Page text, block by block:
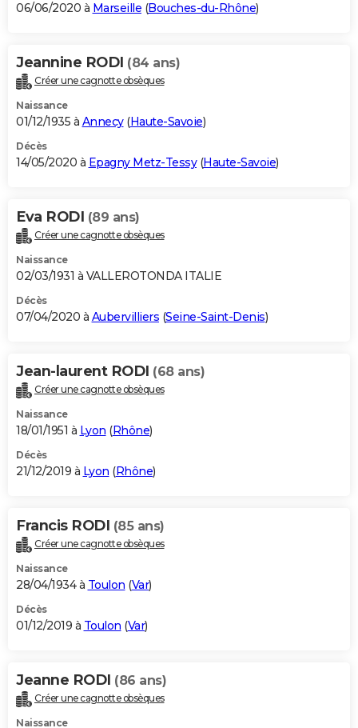
06/06/2020 à Marseille (Bouches-du-Rhône)
Jeannine RODI (84 ans)
Créer une cagnotte obsèques
Naissance
01/12/1935 à Annecy(Haute-Savoie)
Décès
14/05/2020 à Epagny Metz-Tessy(Haute-Savoie)
Eva RODI (89 ans)
Créer une cagnotte obsèques
Naissance
02/03/1931 à VALLEROTONDA ITALIE
Décès
07/04/2020 à Aubervilliers (Seine-Saint-Denis)
Jean-laurent RODI (68 ans)
Créer une cagnotte obsèques
Naissance
18/01/1951 à Lyon (Rhône)
Décès
21/12/2019 à Lyon (Rhône)
Francis RODI (85 ans)
Créer une cagnotte obsèques
Naissance
28/04/1934 à Toulon (Var)
Décès
01/12/2019 à Toulon (Var)
Jeanne RODI (86 ans)
Créer une cagnotte obsèques
Naissance